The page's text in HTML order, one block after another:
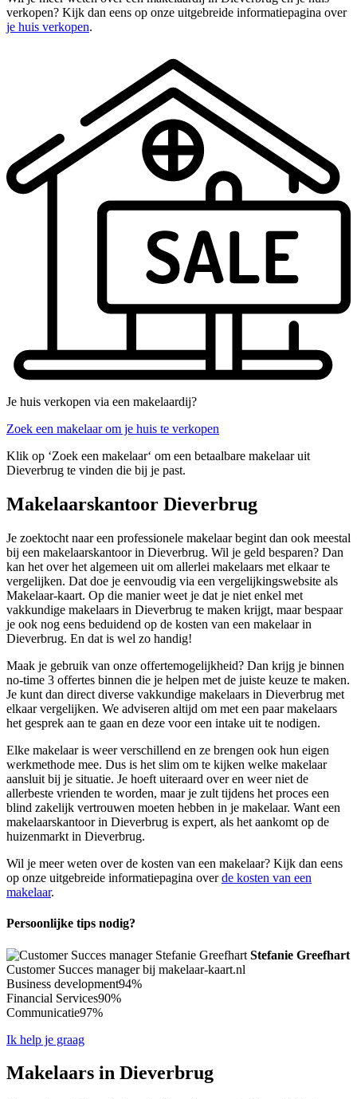
verkopen? Kijk dan eens op onze uitgebreide informatiepagina over
je huis verkopen.
Je huis verkopen via een makelaardij?
Zoek een makelaar om je huis te verkopen
Klik op ‘Zoek een makelaar‘ om een betaalbare makelaar uit
Dieverbrug te vinden die bij je past.
Makelaarskantoor Dieverbrug
Je zoektocht naar een professionele makelaar begint dan ook meestal
bij een makelaarskantoor in Dieverbrug. Wil je geld besparen? Dan
kan het over het algemeen uit om allerlei makelaars met elkaar te
vergelijken. Dat doe je eenvoudig via een vergelijkingswebsite als
Makelaar-kaart. Op die manier weet je dat je niet enkel met
vakkundige makelaars in Dieverbrug te maken krijgt, maar bespaar
je ook nog eens beduidend op de kosten van een makelaar in
Dieverbrug. En dat is wel zo handig!
Maak je gebruik van onze offertemogelijkheid? Dan krijg je binnen
no-time 3 offertes binnen die je helpen met de juiste keuze te maken.
Je kunt dan direct diverse vakkundige makelaars in Dieverbrug met
elkaar vergelijken. We adviseren altijd om met een paar makelaars
het gesprek aan te gaan en deze voor een intake uit te nodigen.
Elke makelaar is weer verschillend en ze brengen ook hun eigen
werkmethode mee. Dus is het slim om te kijken welke makelaar
aansluit bij je situatie. Je hoeft uiteraard over en weer niet de
allerbeste vrienden te worden, maar je zult tijdens het proces een
blind zakelijk vertrouwen moeten hebben in je makelaar. Want een
makelaarskantoor in Dieverbrug is expert, als het aankomt op de
huizenmarkt in Dieverbrug.
Wil je meer weten over de kosten van een makelaar? Kijk dan eens
op onze uitgebreide informatiepagina overde kosten van een
makelaar.
Persoonlijke tips nodig?
Stefanie Greefhart
Customer Succes manager bij makelaar-kaart.nl
Business development94%
Financial Services90%
Communicatie97%
Ik help je graag
Makelaars in Dieverbrug